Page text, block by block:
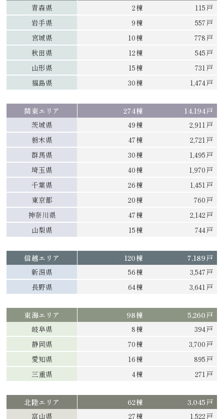
青森県
2棟
115戸
岩手県
9棟
557戸
宮城県
10棟
778戸
秋田県
12棟
545戸
山形県
15棟
731戸
福島県
30棟 1,474戸
関東エリア 274棟
14,194戸
茨城県
49棟
2,911戸
栃木県
47棟
2,721戸
群馬県
30棟
1,495戸
埼玉県
40棟
1,970戸
千葉県
26棟
1,451戸
東京都
20棟
760戸
神奈川県
47棟
2,142戸
山梨県
15棟 744戸
信越エリア 120棟
7,189戸
新潟県
56棟
3,547戸
長野県
64棟 3,641戸
東海エリア 98棟
5,260戸
岐阜県
8棟
394戸
静岡県
70棟
3,700戸
愛知県
16棟
895戸
三重県
4棟 271戸
北陸エリア 62棟
3,045戸
富山県
27棟
1,522戸